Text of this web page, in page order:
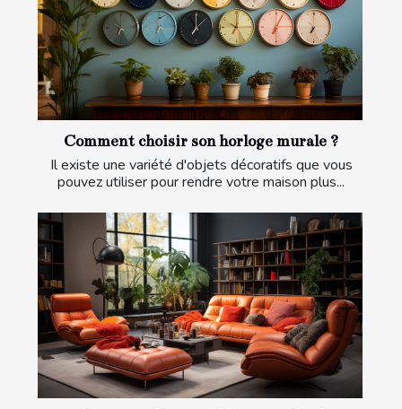
Comment choisir son horloge murale ?
Il existe une variété d'objets décoratifs que vous
pouvez utiliser pour rendre votre maison plus...